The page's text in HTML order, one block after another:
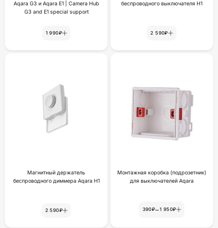
Aqara G3 и Aqara E1 | Camera Hub
G3 and E1 special support
1 990₽
беспроводного выключателя H1
2 590₽
Магнитный держатель
беспроводного диммера Aqara H1
2 590₽
Монтажная коробка (подрозетник)
для выключателей Aqara
390₽–1 950₽